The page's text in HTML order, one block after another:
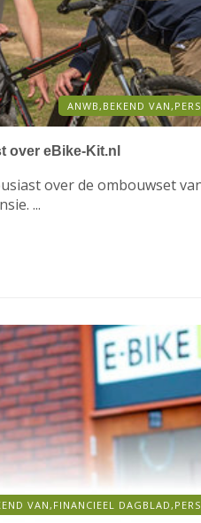
ANWB, BEKEND VAN,
over eBike-Kit.nl
over de ombouwset
...
VAN,FINANCIEEL DAGBLAD,